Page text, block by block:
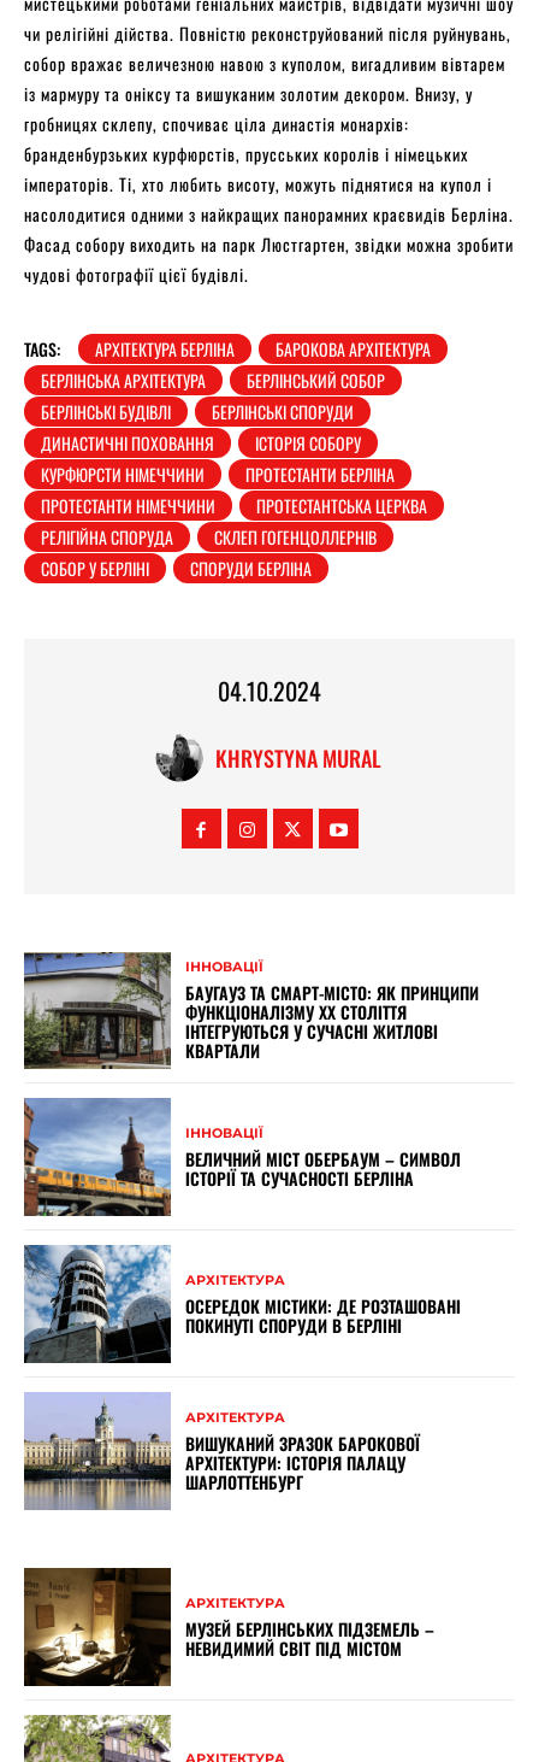
чи релігійні дійства. Повністю реконструйований після руйнувань,
собор вражає величезною навою з куполом, вигадливим вівтарем
із мармуру та оніксу та вишуканим золотим декором. Внизу, у
гробницях склепу, спочиває ціла династія монархів:
бранденбурзьких курфюрстів, прусських королів і німецьких
імператорів. Ті, хто любить висоту, можуть піднятися на купол і
насолодитися одними з найкращих панорамних краєвидів Берліна.
Фасад собору виходить на парк Люстгартен, звідки можна зробити
чудові фотографії цієї будівлі.
TAGS: АРХІТЕКТУРА БЕРЛІНА
БАРОКОВА АРХІТЕКТУРА
БЕРЛІНСЬКА АРХІТЕКТУРА
БЕРЛІНСЬКИЙ СОБОР
БЕРЛІНСЬКІ БУДІВЛІ
БЕРЛІНСЬКІ СПОРУДИ
ДИНАСТИЧНІ ПОХОВАННЯ
ІСТОРІЯ СОБОРУ
КУРФЮРСТИ НІМЕЧЧИНИ
ПРОТЕСТАНТИ БЕРЛІНА
ПРОТЕСТАНТИ НІМЕЧЧИНИ
ПРОТЕСТАНТСЬКА ЦЕРКВА
РЕЛІГІЙНА СПОРУДА
СКЛЕП ГОГЕНЦОЛЛЕРНІВ
СОБОР У БЕРЛІНІ
СПОРУДИ БЕРЛІНА
04.10.2024
KHRYSTYNA MURAL
ІННОВАЦІЇ
БАУГАУЗ ТА СМАРТ-МІСТО: ЯК ПРИНЦИПИ
ФУНКЦІОНАЛІЗМУ XX СТОЛІТТЯ
ІНТЕГРУЮТЬСЯ У СУЧАСНІ ЖИТЛОВІ
КВАРТАЛИ
ІННОВАЦІЇ
ВЕЛИЧНИЙ МІСТ ОБЕРБАУМ – СИМВОЛ
ІСТОРІЇ ТА СУЧАСНОСТІ БЕРЛІНА
АРХІТЕКТУРА
ОСЕРЕДОК МІСТИКИ: ДЕ РОЗТАШОВАНІ
ПОКИНУТІ СПОРУДИ В БЕРЛІНІ
АРХІТЕКТУРА
ВИШУКАНИЙ ЗРАЗОК БАРОКОВОЇ
АРХІТЕКТУРИ: ІСТОРІЯ ПАЛАЦУ
ШАРЛОТТЕНБУРГ
АРХІТЕКТУРА
МУЗЕЙ БЕРЛІНСЬКИХ ПІДЗЕМЕЛЬ –
НЕВИДИМИЙ СВІТ ПІД МІСТОМ